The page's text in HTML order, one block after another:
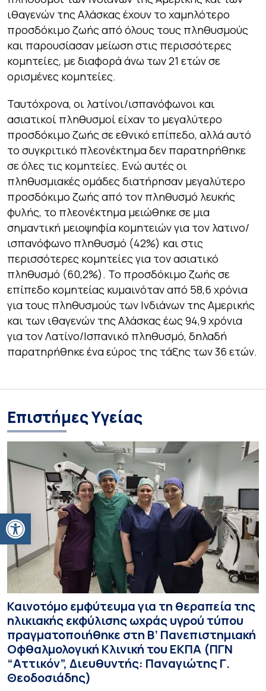
Ανοίξτε τη γραμμή εργαλείων
ιθαγενών της Αλάσκας έχουν το χαμηλότερο
προσδόκιμο ζωής από όλους τους πληθυσμούς
και παρουσίασαν μείωση στις περισσότερες
κομητείες, με διαφορά άνω των 21 ετών σε
ορισμένες κομητείες.
Ταυτόχρονα, οι λατίνοι/ισπανόφωνοι και
ασιατικοί πληθυσμοί είχαν το μεγαλύτερο
προσδόκιμο ζωής σε εθνικό επίπεδο, αλλά αυτό
το συγκριτικό πλεονέκτημα δεν παρατηρήθηκε
σε όλες τις κομητείες. Ενώ αυτές οι
πληθυσμιακές ομάδες διατήρησαν μεγαλύτερο
προσδόκιμο ζωής από τον πληθυσμό λευκής
φυλής, το πλεονέκτημα μειώθηκε σε μια
σημαντική μειοψηφία κομητειών για τον λατινο/
ισπανόφωνο πληθυσμό (42%) και στις
περισσότερες κομητείες για τον ασιατικό
πληθυσμό (60,2%). Το προσδόκιμο ζωής σε
επίπεδο κομητείας κυμαινόταν από 58,6 χρόνια
για τους πληθυσμούς των Ινδιάνων της Αμερικής
και των ιθαγενών της Αλάσκας έως 94,9 χρόνια
για τον Λατίνο/Ισπανικό πληθυσμό, δηλαδή
παρατηρήθηκε ένα εύρος της τάξης των 36 ετών.
Επιστήμες Υγείας
Καινοτόμο εμφύτευμα για τη θεραπεία της
ηλικιακής εκφύλισης ωχράς υγρού τύπου
πραγματοποιήθηκε στη Β’ Πανεπιστημιακή
Οφθαλμολογική Κλινική του ΕΚΠΑ (ΠΓΝ
“Αττικόν”, Διευθυντής: Παναγιώτης Γ.
Θεοδοσιάδης)